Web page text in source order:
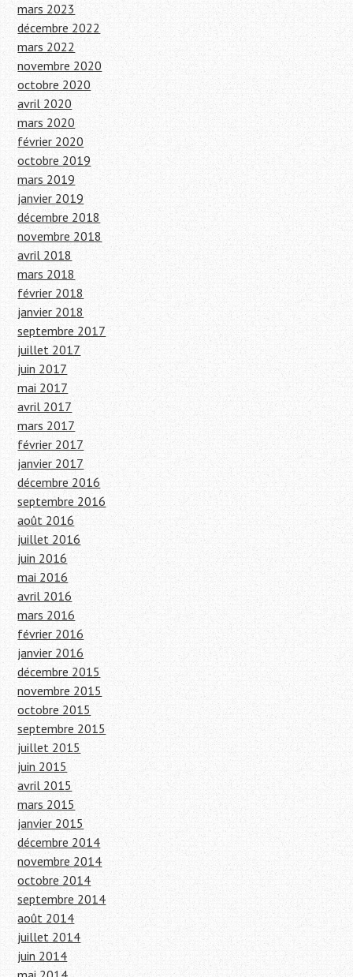
mars 2023
décembre 2022
mars 2022
novembre 2020
octobre 2020
avril 2020
mars 2020
février 2020
octobre 2019
mars 2019
janvier 2019
décembre 2018
novembre 2018
avril 2018
mars 2018
février 2018
janvier 2018
septembre 2017
juillet 2017
juin 2017
mai 2017
avril 2017
mars 2017
février 2017
janvier 2017
décembre 2016
septembre 2016
août 2016
juillet 2016
juin 2016
mai 2016
avril 2016
mars 2016
février 2016
janvier 2016
décembre 2015
novembre 2015
octobre 2015
septembre 2015
juillet 2015
juin 2015
avril 2015
mars 2015
janvier 2015
décembre 2014
novembre 2014
octobre 2014
septembre 2014
août 2014
juillet 2014
juin 2014